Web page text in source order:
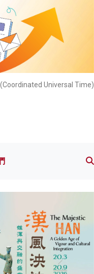
Universal Time)
我們